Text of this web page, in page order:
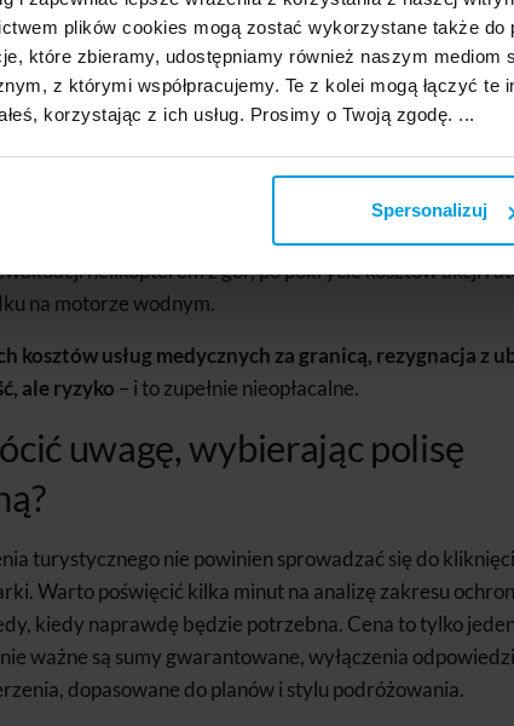
plików cookies mogą zostać wykorzystane także
które zbieramy, udostępniamy również naszym mediom
z którymi współpracujemy. Te z kolei mogą łączyć
korzystając z ich usług. Prosimy o Twoją zgodę. ...
Spersonalizuj
w krajach, gdzie nie działaEKUZlub system
turystyczne to sposób na to, by w razie
tylko o to, jak szybko wrócić do formy.
zdrowie, ale i portfel: pokrywa koszty leczenia,
także bagażu, opóźnionego lotu czy szkód
wersji to wydatek rzędu kilku złotych dziennie –
rozszerzona może zapewnić realne wsparcie w
helikopterem z gór, po pokrycie kosztów akcji
na motorze wodnym.
kosztów usług medycznych za granicą, rezygnacja z
ale ryzyko – i to zupełnie nieopłacalne.
uwagę, wybierając polisę
turystycznego nie powinien sprowadzać się do
Warto poświęcić kilka minut na analizę zakresu
kiedy naprawdę będzie potrzebna. Cena to tylko
ważne są sumy gwarantowane, wyłączenia
dopasowane do planów i stylu podróżowania.